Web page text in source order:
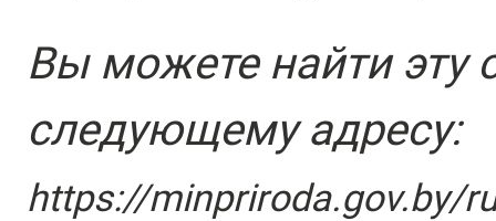
Вы можете найти эту
следующему адресу:
https://minpriroda.gov.by/